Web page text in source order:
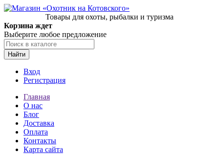
Товары для охоты, рыбалки и туризма
Корзина ждет
Выберите любое предложение
Найти
Вход
Регистрация
Главная
О нас
Блог
Доставка
Оплата
Контакты
Карта сайта